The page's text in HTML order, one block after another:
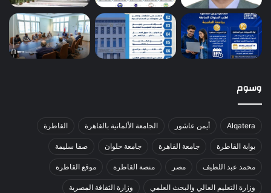
وسوم
Alqatera أيمن عاشور الجامعة الألمانية بالقاهرة القاطرة
بوابة القاطرة جامعة القاهرة جامعة حلوان صفا سليمة
محمد عبد اللطيف مصر منصة القاطرة موقع القاطرة
وزارة التعليم العالي والبحث العلمي وزارة الثقافة المصرية